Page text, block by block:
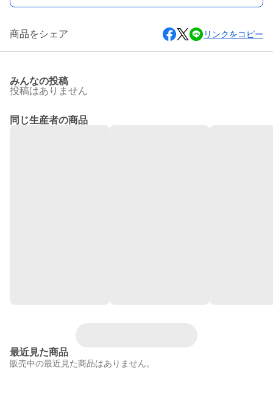
商品をシェア リンクをコピー
みんなの投稿
投稿はありません
同じ生産者の商品
最近見た商品
販売中の最近見た商品はありません。